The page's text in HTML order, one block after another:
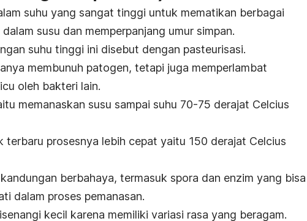
suhu yang sangat tinggi untuk mematikan berbagai
susu dan memperpanjang umur simpan.
suhu tinggi ini disebut dengan pasteurisasi.
membunuh patogen, tetapi juga memperlambat
oleh bakteri lain.
memanaskan susu sampai suhu 70-75 derajat Celcius
terbaru prosesnya lebih cepat yaitu 150 derajat Celcius
berbahaya, termasuk spora dan enzim yang bisa
dalam proses pemanasan.
kecil karena memiliki variasi rasa yang beragam.